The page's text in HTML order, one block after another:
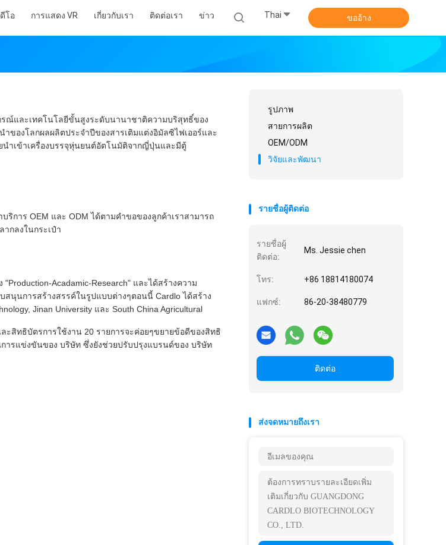
โอ การแสดง VR เกี่ยวกับเรา ติดต่อเรา ข่าว Thai ขออ้าง
รณ์และเทคโนโลยีขั้นสูงระดับนานาชาติความบริสุทธิ์ของ
ของโลกผลผลิตประจำปีของสารเติมแต่งอิมัลซิไฟเออร์และ
นำเข้าเครื่องบรรจุหุ่นยนต์อัตโนมัติจากญี่ปุ่นและมีตู้
ริการ OEM และ ODM ได้ตามคำขอของลูกค้าเราสามารถ
กลงในกระเป๋า
Acadamic-Research" และได้สร้างความ
นุนการสร้างสรรค์ในรูปแบบต่างๆตอนนี้ Cardlo ได้สร้าง
Jinan University และ South China Agricultural
ะสิทธิบัตรการใช้งาน 20 รายการจะค่อยๆขยายข้อดีของสิทธิ
ารแข่งขันของ บริษัท ซึ่งยังช่วยปรับปรุงแบรนด์ของ บริษัท
รูปภาพ
สายการผลิต
OEM/ODM
วิจัยและพัฒนา
รายชื่อผู้ติดต่อ
รายชื่อผู้
ติดต่อ:
Ms. Jessie chen
โทร: +86 18814180074
แฟกซ์: 86-20-38480779
ติดต่อ
ส่งจดหมายถึงเรา